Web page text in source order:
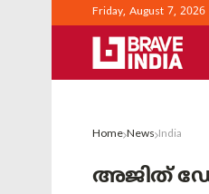
Friday, August 7, 2026
Home News India
അജിത്